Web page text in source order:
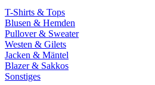
T-Shirts & Tops
Blusen & Hemden
Pullover & Sweater
Westen & Gilets
Jacken & Mäntel
Blazer & Sakkos
Sonstiges